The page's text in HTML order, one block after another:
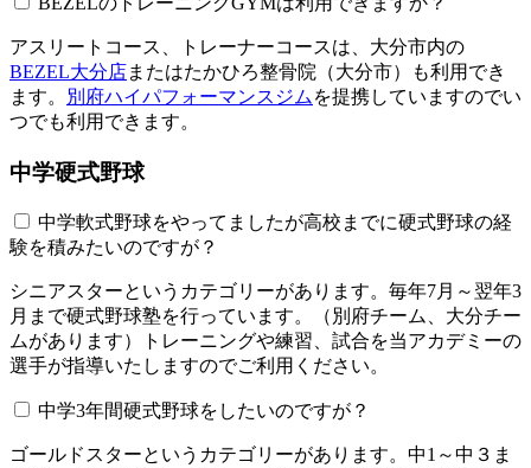
アスリートコース、トレーナーコースは、大分市内の
BEZEL大分店またはたかひろ整骨院（大分市）も利用でき
ます。
別府ハイパフォーマンスジム を提携していますのでい
つでも利用できます。
中学硬式野球
中学軟式野球をやってましたが高校までに硬式野球の経
験を積みたいのですが？
シニアスターというカテゴリーがあります。毎年7月～翌年3
月まで硬式野球塾を行っています。（別府チーム、大分チー
ムがあります）トレーニングや練習、試合を当アカデミーの
選手が指導いたしますのでご利用ください。
中学3年間硬式野球をしたいのですが？
ゴールドスターというカテゴリーがあります。中1～中３ま